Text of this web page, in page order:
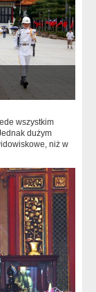
wszystkim
dużym
niż w